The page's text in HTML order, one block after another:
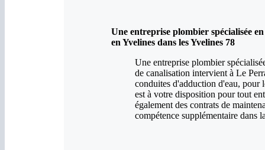
Une entreprise plombier spécialisée
en Yvelines dans les Yvelines 78
Une entreprise plombier
de canalisation intervient à Le
conduites d'adduction d'eau, pour
est à votre disposition pour tout
également des contrats de
compétence supplémentaire dans